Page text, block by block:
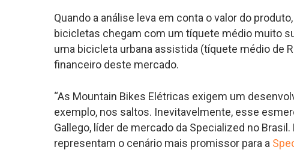
Quando a análise leva em conta o valor do
bicicletas chegam com um tíquete médio muito
uma bicicleta urbana assistida (tíquete médio de
financeiro deste mercado.
“As Mountain Bikes Elétricas exigem um
exemplo, nos saltos. Inevitavelmente, esse
Gallego, líder de mercado da Specialized no
representam o cenário mais promissor para a